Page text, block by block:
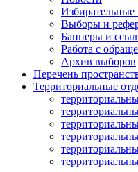
Избирательные
Выборы и
Баннеры и
Работа с
Архив выборов
Перечень
Территориальные